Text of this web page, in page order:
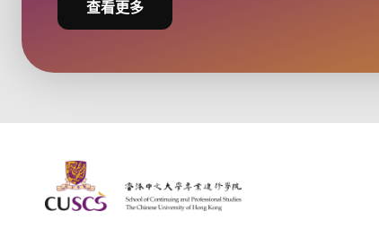
查看更多
The Chinese Univeristy of hong Kong